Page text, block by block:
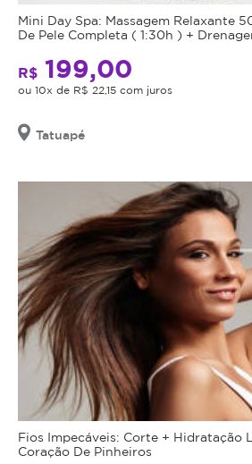
não
seja
indicação,
o
valor
será
em
utilização
em
outros
procedimentos
dentro
da
plataforma.
Todo
cupom
comprado
possui
Mini Day Spa: Massagem Relaxante
De Pele Completa ( 1:30h ) +
R$ 199,00
ou 10x de R$ 22,15 com juros
Tatuapé
Fios Impecáveis: Corte + Hidratação
Coração De Pinheiros